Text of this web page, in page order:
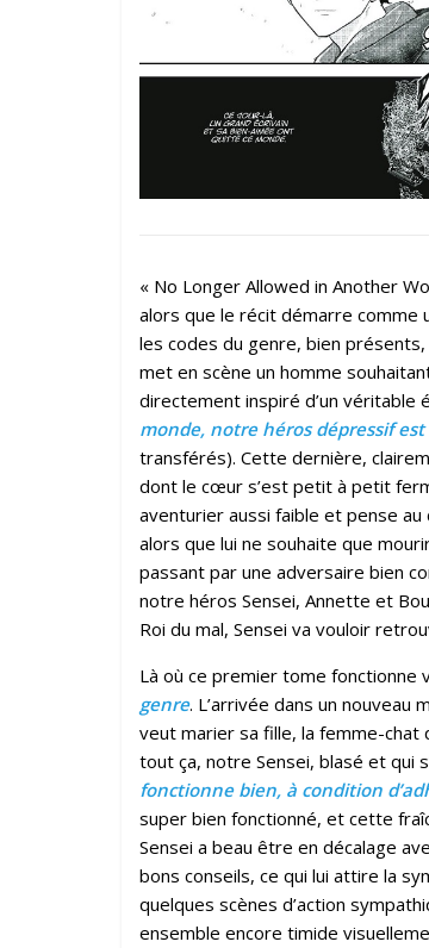
« No Longer Allowed in Another
alors que le récit démarre comme
les codes du genre, bien
met en scène un homme
directement inspiré d’un véritable
monde, notre héros dépressif
transférés). Cette dernière,
dont le cœur s’est petit à petit
aventurier aussi faible et pense
alors que lui ne souhaite que
passant par une adversaire bien
notre héros Sensei, Annette et
Roi du mal, Sensei va vouloir
Là où ce premier tome fonctionne
genre. L’arrivée dans un
veut marier sa fille, la femme-chat
tout ça, notre Sensei, blasé et qui
fonctionne bien, à condition
super bien fonctionné, et cette
Sensei a beau être en décalage
bons conseils, ce qui lui attire la
quelques scènes d’action
ensemble encore timide